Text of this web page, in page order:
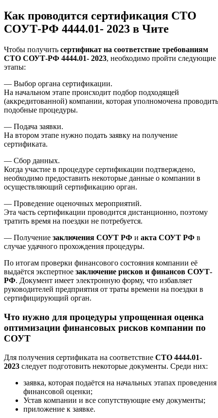
Как проводится сертификация СТО
СОУТ-РФ 4444.01- 2023 в Чите
Чтобы получить сертификат на соответствие требованиям
СТО СОУТ-РФ 4444.01- 2023, необходимо пройти следующие
этапы:
— Выбор органа сертификации.
На начальном этапе происходит подбор подходящей
(аккредитованной) компании, которая уполномочена проводить
подобные процедуры.
— Подача заявки.
На втором этапе нужно подать заявку на получение
сертификата.
— Сбор данных.
Когда участие в процедуре сертификации подтверждено,
необходимо предоставить некоторые данные о компании в
осуществляющий сертификацию орган.
— Проведение оценочных мероприятий.
Эта часть сертификации проводится дистанционно, поэтому
тратить время на поездки не потребуется.
— Получение заключения СОУТ РФ и акта СОУТ РФ в
случае удачного прохождения процедуры.
По итогам проверки финансового состояния компании её
выдаётся экспертное заключение рисков и финансов СОУТ-
РФ. Документ имеет электронную форму, что избавляет
руководителей предприятия от траты времени на поездки в
сертифицирующий орган.
Что нужно для процедуры упрощенная оценка
оптимизации финансовых рисков компании по
СОУТ
Для получения сертификата на соответствие СТО 4444.01-
2023 следует подготовить некоторые документы. Среди них:
заявка, которая подаётся на начальных этапах проведения
финансовой оценки;
Устав компании и все сопутствующие ему документы;
приложение к заявке.